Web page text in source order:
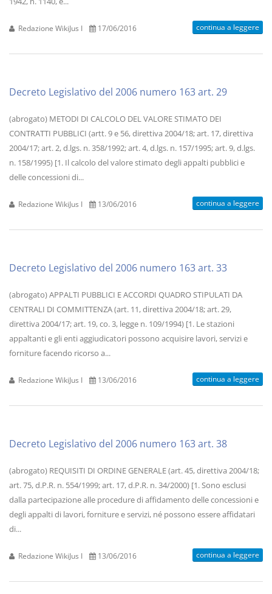
Redazione WikiJus I 17/06/2016 continua a leggere
Decreto Legislativo del 2006 numero 163 art. 29
(abrogato) METODI DI CALCOLO DEL VALORE STIMATO DEI
CONTRATTI PUBBLICI (artt. 9 e 56, direttiva 2004/18; art. 17, direttiva
2004/17; art. 2, d.lgs. n. 358/1992; art. 4, d.lgs. n. 157/1995; art. 9, d.lgs.
n. 158/1995) [1. Il calcolo del valore stimato degli appalti pubblici e
delle concessioni di...
Redazione WikiJus I 13/06/2016 continua a leggere
Decreto Legislativo del 2006 numero 163 art. 33
(abrogato) APPALTI PUBBLICI E ACCORDI QUADRO STIPULATI DA
CENTRALI DI COMMITTENZA (art. 11, direttiva 2004/18; art. 29,
direttiva 2004/17; art. 19, co. 3, legge n. 109/1994) [1. Le stazioni
appaltanti e gli enti aggiudicatori possono acquisire lavori, servizi e
forniture facendo ricorso a...
Redazione WikiJus I 13/06/2016 continua a leggere
Decreto Legislativo del 2006 numero 163 art. 38
(abrogato) REQUISITI DI ORDINE GENERALE (art. 45, direttiva 2004/18;
art. 75, d.P.R. n. 554/1999; art. 17, d.P.R. n. 34/2000) [1. Sono esclusi
dalla partecipazione alle procedure di affidamento delle concessioni e
degli appalti di lavori, forniture e servizi, né possono essere affidatari
di...
Redazione WikiJus I 13/06/2016 continua a leggere